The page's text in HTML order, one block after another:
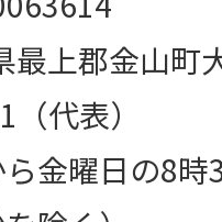
上郡金山町
代表）
金曜日の8